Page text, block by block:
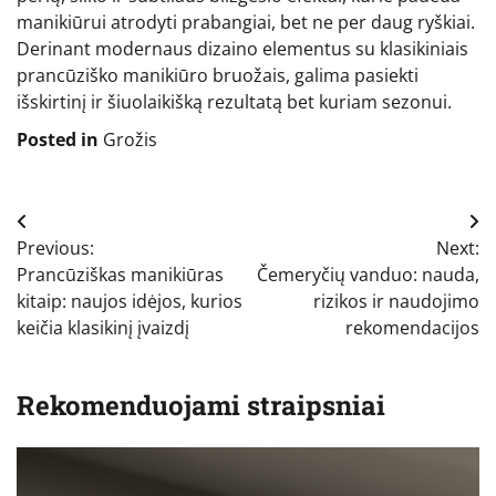
manikiūrui atrodyti prabangiai, bet ne per daug ryškiai.
Derinant modernaus dizaino elementus su klasikiniais
prancūziško manikiūro bruožais, galima pasiekti
išskirtinį ir šiuolaikišką rezultatą bet kuriam sezonui.
Posted in Grožis
Navigacija
tarp
įrašų
Previous:
Prancūziškas manikiūras
kitaip: naujos idėjos, kurios
keičia klasikinį įvaizdį
Next:
Čemeryčių vanduo: nauda,
rizikos ir naudojimo
rekomendacijos
Rekomenduojami straipsniai